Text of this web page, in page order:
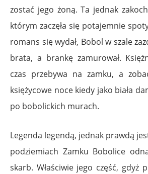
zostać jego żoną. Ta jednak
którym zaczęła się potajemnie
romans się wydał, Bobol w szale
brata, a brankę zamurował.
czas przebywa na zamku, a
księżycowe noce kiedy jako biała
po bobolickich murach.
Legenda legendą, jednak prawdą
podziemiach Zamku Bobolice
skarb. Właściwie jego część, gdyż